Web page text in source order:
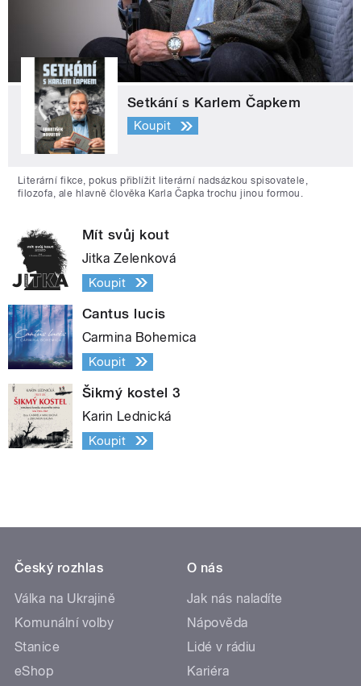
Setkání s Karlem Čapkem
Koupit
Literární fikce, pokus přiblížit literární nadsázkou spisovatele,
filozofa, ale hlavně člověka Karla Čapka trochu jinou formou.
Mít svůj kout
Jitka Zelenková
Koupit
Cantus lucis
Carmina Bohemica
Koupit
Šikmý kostel 3
Karin Lednická
Koupit
Český rozhlas
Válka na Ukrajině
Komunální volby
Stanice
eShop
O nás
Jak nás naladíte
Nápověda
Lidé v rádiu
Kariéra